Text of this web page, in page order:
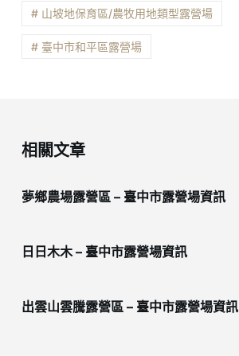
# 山坡地保育區/農牧用地類型露營場
# 臺中市和平區露營場
相關文章
夢鄉農場露營區 – 臺中市露營場資訊
日日木木 – 臺中市露營場資訊
出雲山雲騰露營區 – 臺中市露營場資訊